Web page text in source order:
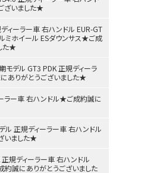
ざいました★
ィーラー車 右ハンドル EUR-GT
ミホイール ESダウンサス★ご成
た★
デル GT3 PDK 正規ディーラ
ありがとうございました★
ラー車 右ハンドル★ご成約誠に
ル 正規ディーラー車 右ハンドル
いました★
規ディーラー車 右ハンドル
約誠にありがとうございました